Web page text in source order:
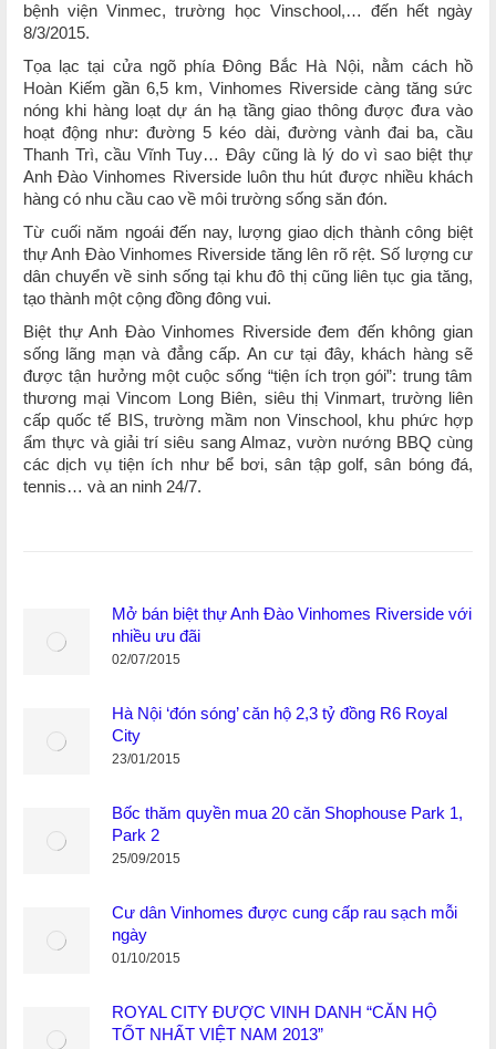
bệnh viện Vinmec, trường học Vinschool,… đến hết ngày
8/3/2015.
Tọa lạc tại cửa ngõ phía Đông Bắc Hà Nội, nằm cách hồ
Hoàn Kiếm gần 6,5 km, Vinhomes Riverside càng tăng sức
nóng khi hàng loạt dự án hạ tầng giao thông được đưa vào
hoạt động như: đường 5 kéo dài, đường vành đai ba, cầu
Thanh Trì, cầu Vĩnh Tuy… Đây cũng là lý do vì sao biệt thự
Anh Đào Vinhomes Riverside luôn thu hút được nhiều khách
hàng có nhu cầu cao về môi trường sống săn đón.
Từ cuối năm ngoái đến nay, lượng giao dịch thành công biệt
thự Anh Đào Vinhomes Riverside tăng lên rõ rệt. Số lượng cư
dân chuyển về sinh sống tại khu đô thị cũng liên tục gia tăng,
tạo thành một cộng đồng đông vui.
Biệt thự Anh Đào Vinhomes Riverside đem đến không gian
sống lãng mạn và đẳng cấp. An cư tại đây, khách hàng sẽ
được tận hưởng một cuộc sống “tiện ích trọn gói”: trung tâm
thương mại Vincom Long Biên, siêu thị Vinmart, trường liên
cấp quốc tế BIS, trường mầm non Vinschool, khu phức hợp
ẩm thực và giải trí siêu sang Almaz, vườn nướng BBQ cùng
các dịch vụ tiện ích như bể bơi, sân tập golf, sân bóng đá,
tennis… và an ninh 24/7.
Mở bán biệt thự Anh Đào Vinhomes Riverside với
nhiều ưu đãi
02/07/2015
Hà Nội ‘đón sóng’ căn hộ 2,3 tỷ đồng R6 Royal
City
23/01/2015
Bốc thăm quyền mua 20 căn Shophouse Park 1,
Park 2
25/09/2015
Cư dân Vinhomes được cung cấp rau sạch mỗi
ngày
01/10/2015
ROYAL CITY ĐƯỢC VINH DANH “CĂN HỘ
TỐT NHẤT VIỆT NAM 2013”